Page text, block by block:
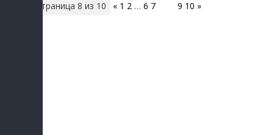
Страница 8 из 10 « 1 2 … 6 7 9 10 »